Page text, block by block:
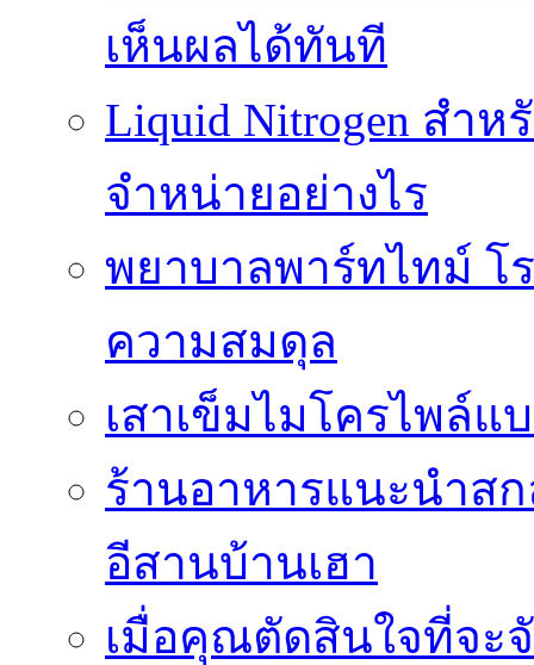
เห็นผลได้ทันที
Liquid Nitrogen สำ
จำหน่ายอย่างไร
พยาบาลพาร์ทไทม์ โ
ความสมดุล
เสาเข็มไมโครไพล์
ร้านอาหารแนะนำส
อีสานบ้านเฮา
เมื่อคุณตัดสินใจที่จะ